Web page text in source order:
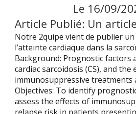
Le 16/09/
Notre 2quipe vient de publier
l’atteinte cardiaque dans la
Background: Prognostic factors
cardiac sarcoidosis (CS), and the
immunosuppressive treatments
Objectives: To identify
assess the effects of